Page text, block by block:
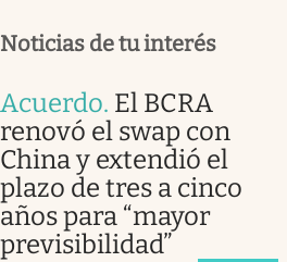
Noticias de tu interés
Acuerdo. El BCRA
renovó el swap con
China y extendió el
plazo de tres a cinco
años para “mayor
previsibilidad”